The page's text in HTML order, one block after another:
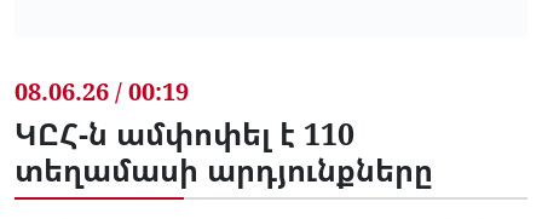
08.06.26 / 00:19
ԿԸՀ-ն ամփոփել է 110
տեղամասի արդյունքները